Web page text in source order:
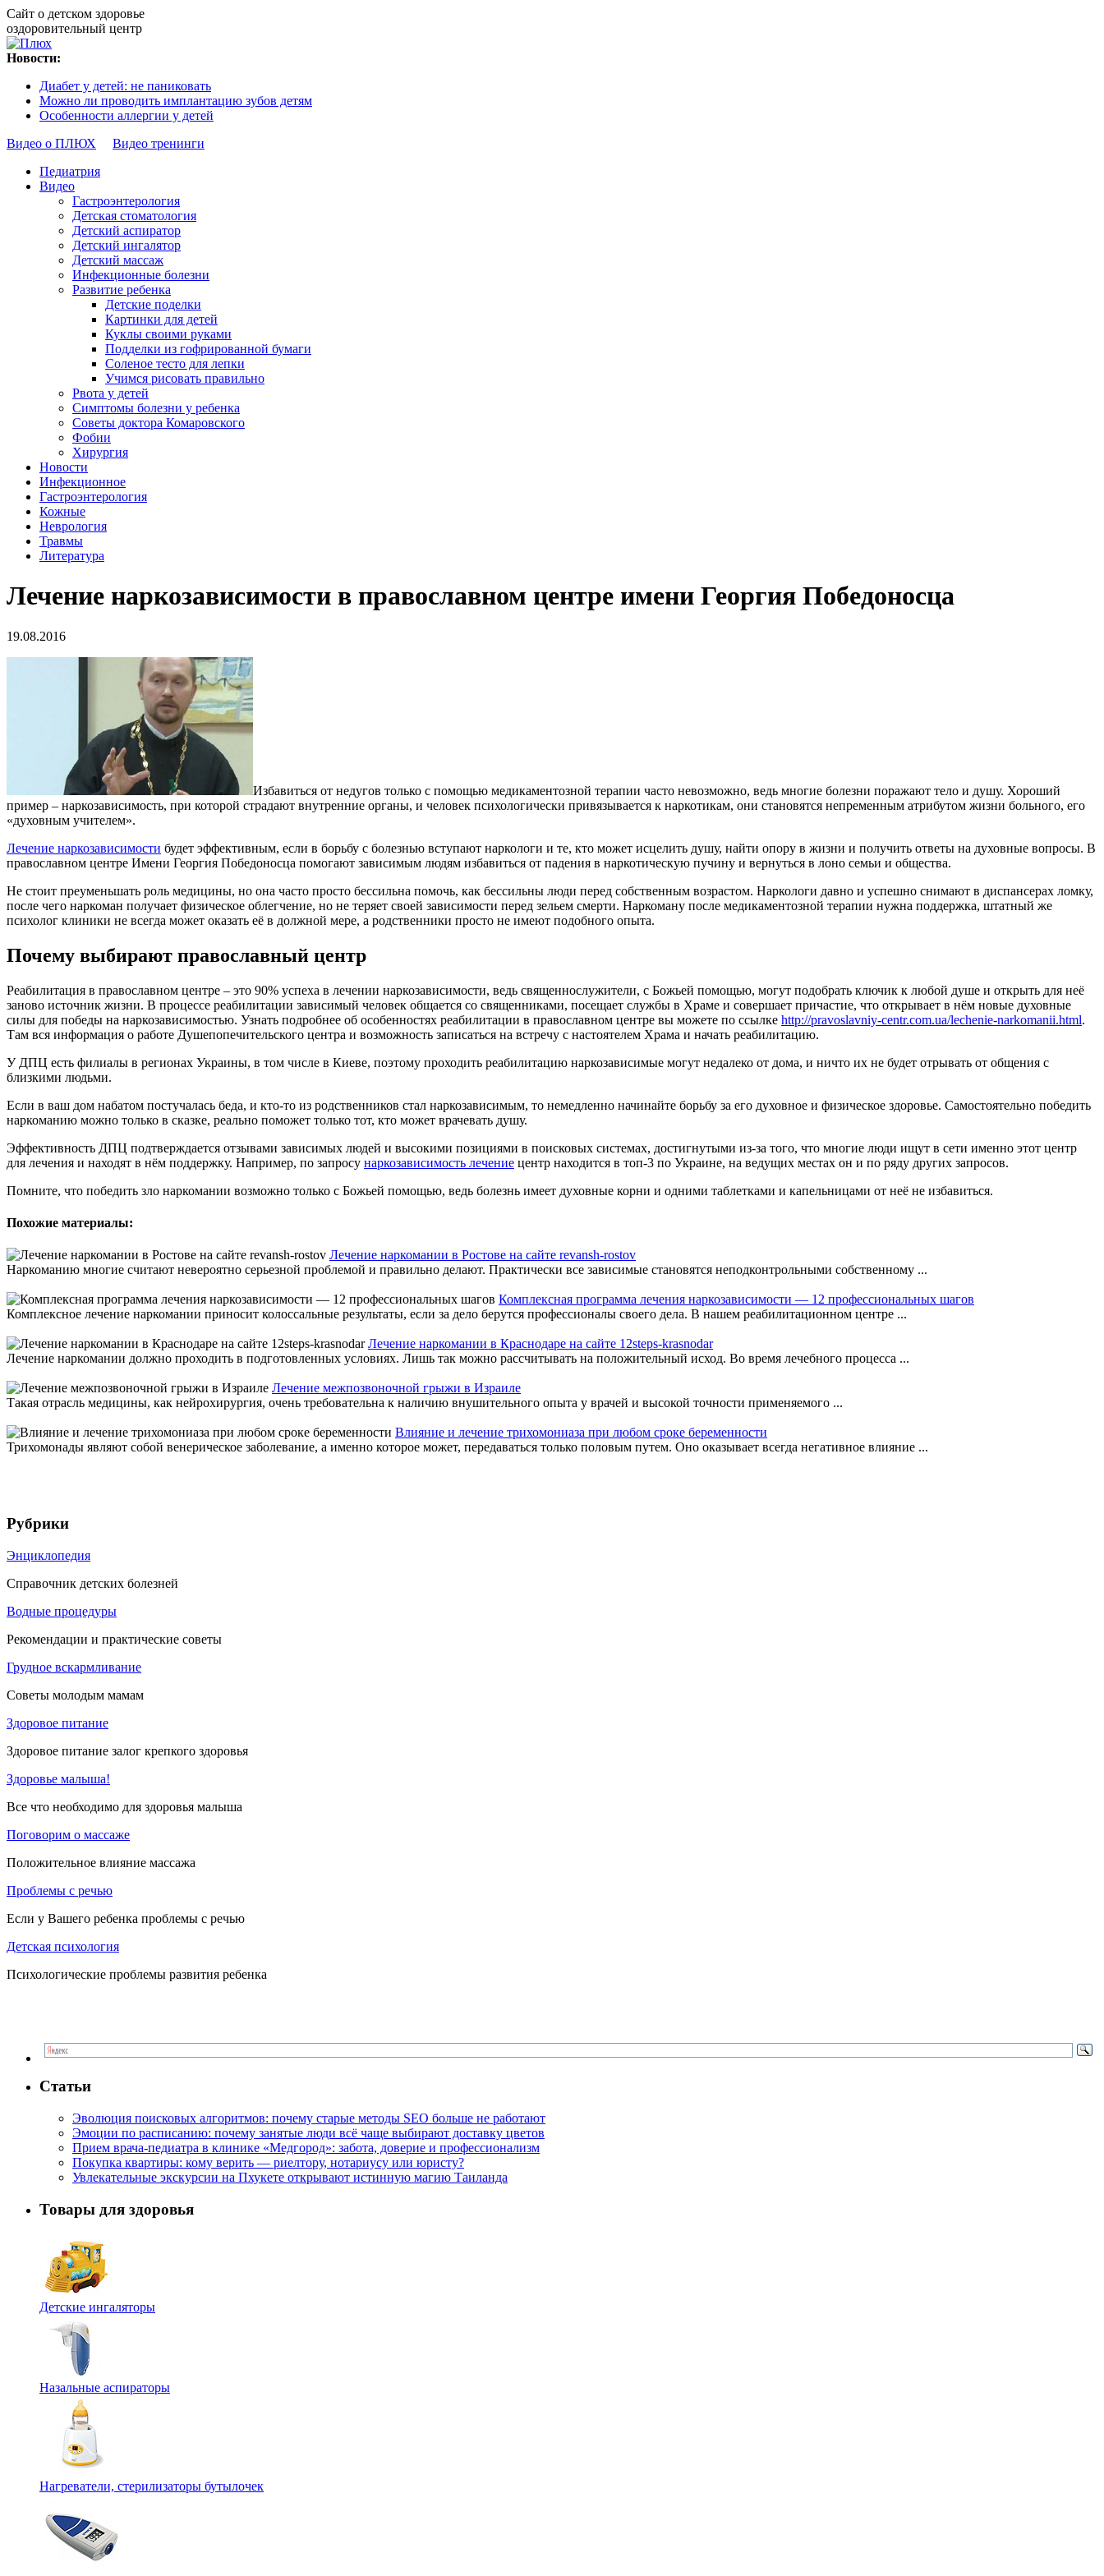
Сайт о детском здоровье
оздоровительный центр
Новости:
Диабет у детей: не паниковать
Можно ли проводить имплантацию зубов детям
Особенности аллергии у детей
Видео о ПЛЮХ
Видео тренинги
Педиатрия
Видео
Гастроэнтерология
Детская стоматология
Детский аспиратор
Детский ингалятор
Детский массаж
Инфекционные болезни
Развитие ребенка
Детские поделки
Картинки для детей
Куклы своими руками
Подделки из гофрированной бумаги
Соленое тесто для лепки
Учимся рисовать правильно
Рвота у детей
Симптомы болезни у ребенка
Советы доктора Комаровского
Фобии
Хирургия
Новости
Инфекционное
Гастроэнтерология
Кожные
Неврология
Травмы
Литература
Лечение наркозависимости в православном центре имени Георгия Победоносца
19.08.2016
Избавиться от недугов только с помощью медикаментозной терапии часто невозможно, ведь многие болезни поражают тело и душу. Хороший
пример – наркозависимость, при которой страдают внутренние органы, и человек психологически привязывается к наркотикам, они становятся непременным атрибутом жизни больного, его
«духовным учителем».
Лечение наркозависимости будет эффективным, если в борьбу с болезнью вступают наркологи и те, кто может исцелить душу, найти опору в жизни и получить ответы на духовные вопросы. В
православном центре Имени Георгия Победоносца помогают зависимым людям избавиться от падения в наркотическую пучину и вернуться в лоно семьи и общества.
Не стоит преуменьшать роль медицины, но она часто просто бессильна помочь, как бессильны люди перед собственным возрастом. Наркологи давно и успешно снимают в диспансерах ломку,
после чего наркоман получает физическое облегчение, но не теряет своей зависимости перед зельем смерти. Наркоману после медикаментозной терапии нужна поддержка, штатный же
психолог клиники не всегда может оказать её в должной мере, а родственники просто не имеют подобного опыта.
Почему выбирают православный центр
Реабилитация в православном центре – это 90% успеха в лечении наркозависимости, ведь священнослужители, с Божьей помощью, могут подобрать ключик к любой душе и открыть для неё
заново источник жизни. В процессе реабилитации зависимый человек общается со священниками, посещает службы в Храме и совершает причастие, что открывает в нём новые духовные
силы для победы на наркозависимостью. Узнать подробнее об особенностях реабилитации в православном центре вы можете по ссылке http://pravoslavniy-centr.com.ua/lechenie-narkomanii.html.
Там вся информация о работе Душепопечительского центра и возможность записаться на встречу с настоятелем Храма и начать реабилитацию.
У ДПЦ есть филиалы в регионах Украины, в том числе в Киеве, поэтому проходить реабилитацию наркозависимые могут недалеко от дома, и ничто их не будет отрывать от общения с
близкими людьми.
Если в ваш дом набатом постучалась беда, и кто-то из родственников стал наркозависимым, то немедленно начинайте борьбу за его духовное и физическое здоровье. Самостоятельно победить
наркоманию можно только в сказке, реально поможет только тот, кто может врачевать душу.
Эффективность ДПЦ подтверждается отзывами зависимых людей и высокими позициями в поисковых системах, достигнутыми из-за того, что многие люди ищут в сети именно этот центр
для лечения и находят в нём поддержку. Например, по запросу наркозависимость лечение центр находится в топ-3 по Украине, на ведущих местах он и по ряду других запросов.
Помните, что победить зло наркомании возможно только с Божьей помощью, ведь болезнь имеет духовные корни и одними таблетками и капельницами от неё не избавиться.
Похожие материалы:
Лечение наркомании в Ростове на сайте revansh-rostov
Наркоманию многие считают невероятно серьезной проблемой и правильно делают. Практически все зависимые становятся неподконтрольными собственному ...
Комплексная программа лечения наркозависимости — 12 профессиональных шагов
Комплексное лечение наркомании приносит колоссальные результаты, если за дело берутся профессионалы своего дела. В нашем реабилитационном центре ...
Лечение наркомании в Краснодаре на сайте 12steps-krasnodar
Лечение наркомании должно проходить в подготовленных условиях. Лишь так можно рассчитывать на положительный исход. Во время лечебного процесса ...
Лечение межпозвоночной грыжи в Израиле
Такая отрасль медицины, как нейрохирургия, очень требовательна к наличию внушительного опыта у врачей и высокой точности применяемого ...
Влияние и лечение трихомониаза при любом сроке беременности
Трихомонады являют собой венерическое заболевание, а именно которое может, передаваться только половым путем. Оно оказывает всегда негативное влияние ...
Рубрики
Энциклопедия
Справочник детских болезней
Водные процедуры
Рекомендации и практические советы
Грудное вскармливание
Советы молодым мамам
Здоровое питание
Здоровое питание залог крепкого здоровья
Здоровье малыша!
Все что необходимо для здоровья малыша
Поговорим о массаже
Положительное влияние массажа
Проблемы с речью
Если у Вашего ребенка проблемы с речью
Детская психология
Психологические проблемы развития ребенка
Статьи
Эволюция поисковых алгоритмов: почему старые методы SEO больше не работают
Эмоции по расписанию: почему занятые люди всё чаще выбирают доставку цветов
Прием врача-педиатра в клинике «Медгород»: забота, доверие и профессионализм
Покупка квартиры: кому верить — риелтору, нотариусу или юристу?
Увлекательные экскурсии на Пхукете открывают истинную магию Таиланда
Товары для здоровья
Детские ингаляторы
Назальные аспираторы
Нагреватели, стерилизаторы бутылочек